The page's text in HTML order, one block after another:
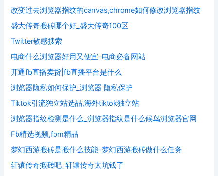
改变过去浏览器指纹的canvas,chrome如何修改浏览器指纹
盛大传奇搬砖哪个好_盛大传奇100区
Twitter敏感搜索
电商什么浏览器好用又便宜–电商必备网站
开通fb直播卖货|fb直播平台是什么
浏览器隐私如何保护_浏览器 隐私保护
Tiktok引流独立站选品,海外tiktok独立站
浏览器指纹检测是什么_浏览器指纹是什么候鸟浏览器官网
Fb精选视频,fbm精品
梦幻西游搬砖是搬什么技能–梦幻西游搬砖做什么任务
轩辕传奇搬砖吧_轩辕传奇太坑钱了